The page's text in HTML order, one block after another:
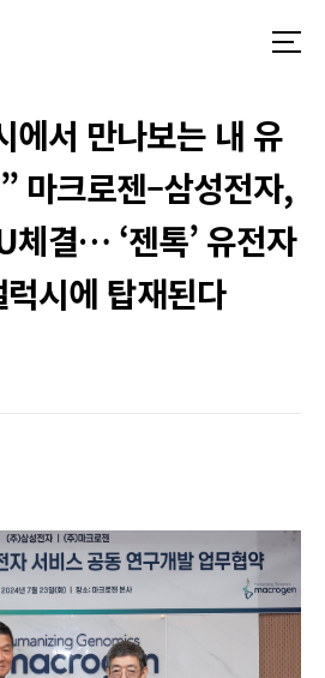
메
에서 만나보는 내 유
마크로젠–삼성전자,
체결… ‘젠톡’ 유전자
시에 탑재된다